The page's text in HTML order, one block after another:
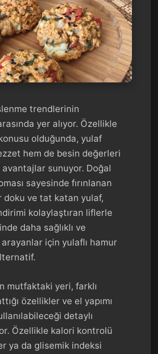
trendlerinin
yer alıyor. Özellikle
olduğunda, yulaf
hem de besin değerleri
avantajlar sunuyor. Doğal
sayesinde fırınlanan
doku ve tat katan yulaf,
kolaylaştıran liflerle
daha sağlıklı ve
için yulaflı hamur
mutfaktaki yeri, farklı
özellikler ve el yapımı
detaylı
Özellikle kalori kontrolü
ya da glisemik indeksi